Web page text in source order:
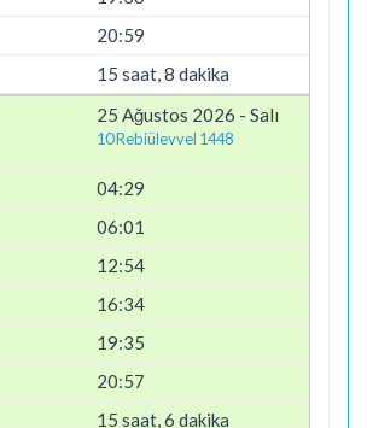
20:59
15 saat, 8 dakika
25 Ağustos 2026 - Salı
10 Rebiülevvel 1448
04:29
06:01
12:54
16:34
19:35
20:57
15 saat, 6 dakika